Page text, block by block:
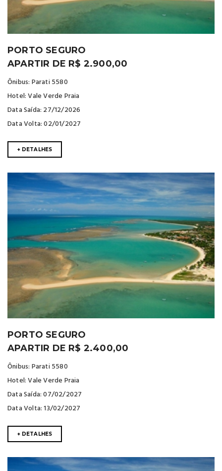
PORTO SEGURO
APARTIR DE R$ 2.900,00
Ônibus: Parati 5580
Hotel: Vale Verde Praia
Data Saída: 27/12/2026
Data Volta: 02/01/2027
+ DETALHES
PORTO SEGURO
APARTIR DE R$ 2.400,00
Ônibus: Parati 5580
Hotel: Vale Verde Praia
Data Saída: 07/02/2027
Data Volta: 13/02/2027
+ DETALHES